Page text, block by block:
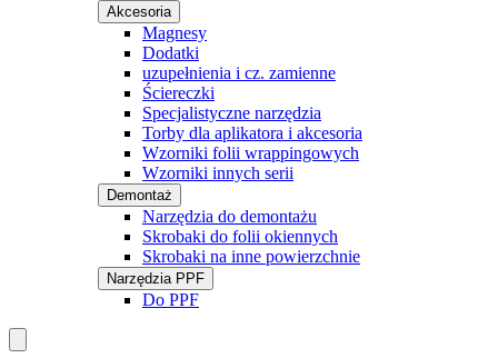
Akcesoria
Magnesy
Dodatki
uzupełnienia i cz. zamienne
Ściereczki
Specjalistyczne narzędzia
Torby dla aplikatora i akcesoria
Wzorniki folii wrappingowych
Wzorniki innych serii
Demontaż
Narzędzia do demontażu
Skrobaki do folii okiennych
Skrobaki na inne powierzchnie
Narzędzia PPF
Do PPF